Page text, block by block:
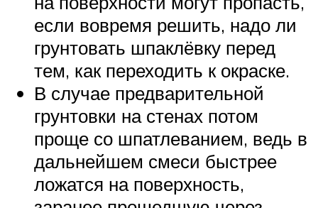
если вовремя решить, надо ли
грунтовать шпаклёвку перед
тем, как переходить к окраске.
В случае предварительной
грунтовки на стенах потом
проще со шпатлеванием, ведь в
дальнейшем смеси быстрее
ложатся на поверхность,